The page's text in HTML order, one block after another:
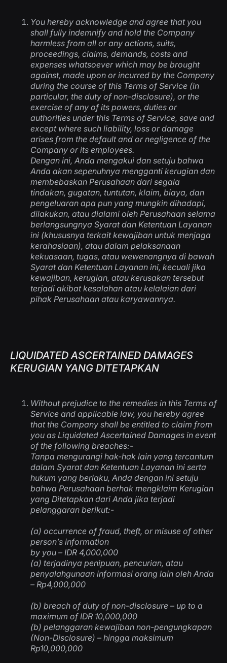
You hereby acknowledge and agree that you
shall fully indemnify and hold the Company
harmless from all or any actions, suits,
proceedings, claims, demands, costs and
expenses whatsoever which may be brought
against, made upon or incurred by the Company
during the course of this Terms of Service (in
particular, the duty of non-disclosure), or the
exercise of any of its powers, duties or
authorities under this Terms of Service, save and
except where such liability, loss or damage
arises from the default and or negligence of the
Company or its employees.
Dengan ini, Anda mengakui dan setuju bahwa
Anda akan sepenuhnya mengganti kerugian dan
membebaskan Perusahaan dari segala
tindakan, gugatan, tuntutan, klaim, biaya, dan
pengeluaran apa pun yang mungkin dihadapi,
dilakukan, atau dialami oleh Perusahaan selama
berlangsungnya Syarat dan Ketentuan Layanan
ini (khususnya terkait kewajiban untuk menjaga
kerahasiaan), atau dalam pelaksanaan
kekuasaan, tugas, atau wewenangnya di bawah
Syarat dan Ketentuan Layanan ini, kecuali jika
kewajiban, kerugian, atau kerusakan tersebut
terjadi akibat kesalahan atau kelalaian dari
pihak Perusahaan atau karyawannya.
LIQUIDATED ASCERTAINED DAMAGES
KERUGIAN YANG DITETAPKAN
Without prejudice to the remedies in this Terms of
Service and applicable law, you hereby agree
that the Company shall be entitled to claim from
you as Liquidated Ascertained Damages in event
of the following breaches:-
Tanpa mengurangi hak-hak lain yang tercantum
dalam Syarat dan Ketentuan Layanan ini serta
hukum yang berlaku, Anda dengan ini setuju
bahwa Perusahaan berhak mengklaim Kerugian
yang Ditetapkan dari Anda jika terjadi
pelanggaran berikut:-
(a) occurrence of fraud, theft, or misuse of other
person’s information
by you – IDR 4,000,000
(a) terjadinya penipuan, pencurian, atau
penyalahgunaan informasi orang lain oleh Anda
– Rp4,000,000
(b) breach of duty of non-disclosure – up to a
maximum of IDR 10,000,000
(b) pelanggaran kewajiban non-pengungkapan
(Non-Disclosure) – hingga maksimum
Rp10,000,000